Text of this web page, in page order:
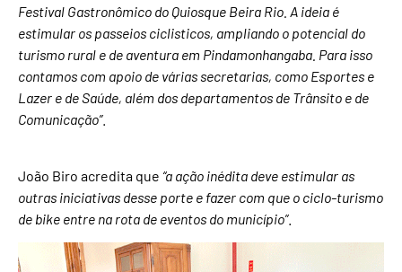
Festival Gastronômico do Quiosque Beira Rio. A ideia é
estimular os passeios ciclisticos, ampliando o potencial do
turismo rural e de aventura em Pindamonhangaba. Para isso
contamos com apoio de várias secretarias, como Esportes e
Lazer e de Saúde, além dos departamentos de Trânsito e de
Comunicação”.
João Biro acredita que “a ação inédita deve estimular as
outras iniciativas desse porte e fazer com que o ciclo-turismo
de bike entre na rota de eventos do município”.